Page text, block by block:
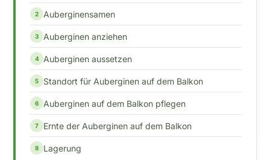
Auberginensamen
Auberginen anziehen
Auberginen aussetzen
Standort für Auberginen auf dem Balkon
Auberginen auf dem Balkon pflegen
Ernte der Auberginen auf dem Balkon
Lagerung